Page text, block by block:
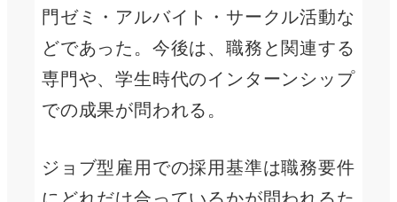
門ゼミ・アルバイト・サークル活動な
どであった。今後は、職務と関連する
専門や、学生時代のインターンシップ
での成果が問われる。
ジョブ型雇用での採用基準は職務要件